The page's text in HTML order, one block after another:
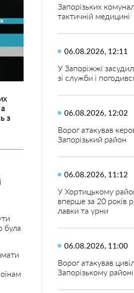
з
була
Запорізьких
тактичній медицині
06.08.2026, 12:11
У Запоріжжі
зі служби і
06.08.2026, 12:02
Ворог атакував
Запорізький район
06.08.2026, 11:12
У Хортицькому
вперше за 20 років
лавки та урни
06.08.2026, 11:00
Ворог атакував
Запорізькому районі